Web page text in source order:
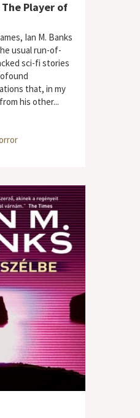
Player of
Ian M. Banks
usual run-of-
sci-fi stories
that, in my
his other...